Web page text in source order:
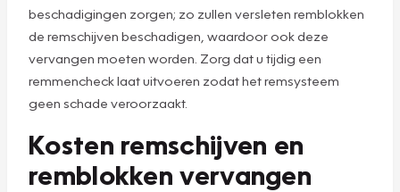
beschadigingen zorgen; zo zullen versleten remblokken
de remschijven beschadigen, waardoor ook deze
vervangen moeten worden. Zorg dat u tijdig een
remmencheck laat uitvoeren zodat het remsysteem
geen schade veroorzaakt.
Kosten remschijven en
remblokken vervangen